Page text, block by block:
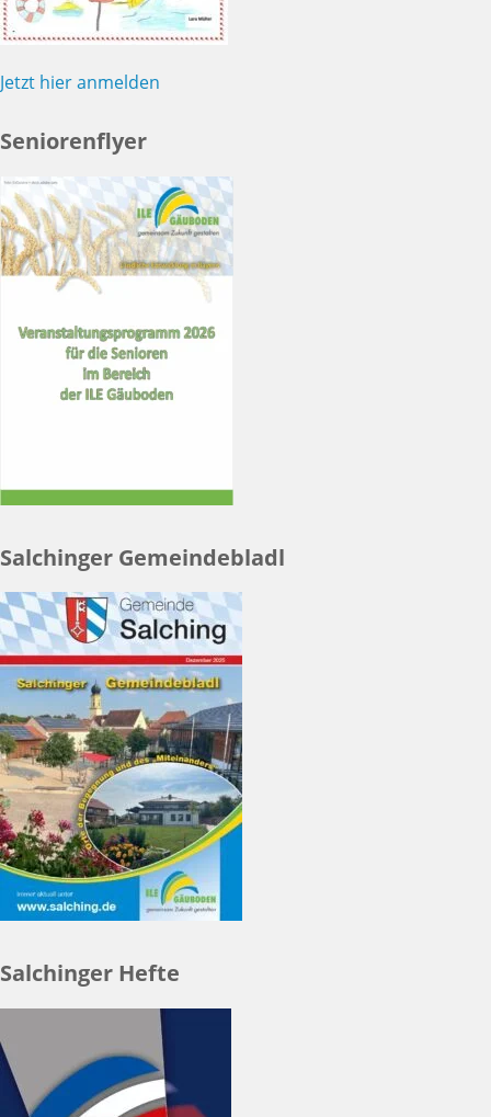
Jetzt hier anmelden
Seniorenflyer
Salchinger Gemeindebladl
Salchinger Hefte